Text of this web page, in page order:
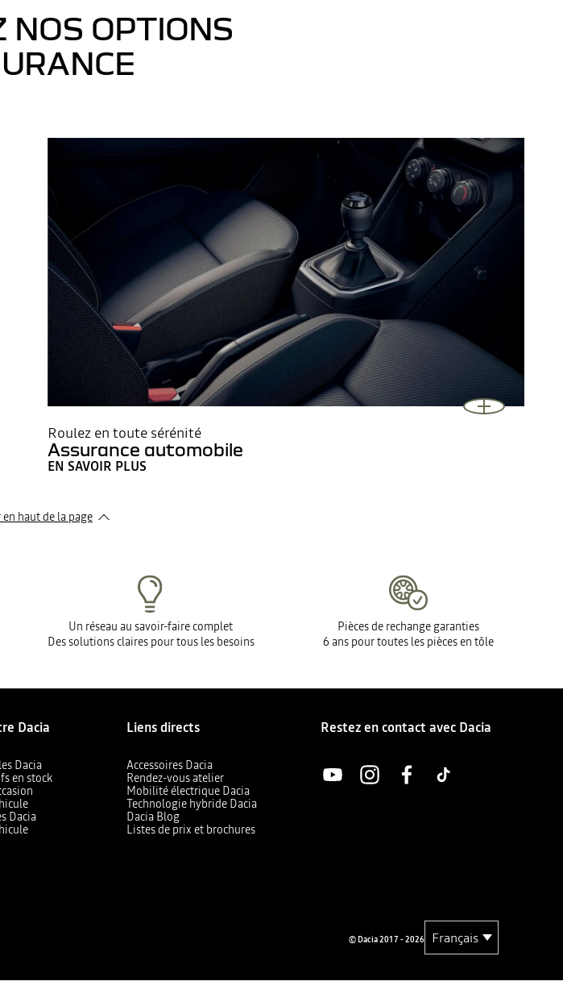
NOS OPTIONS
Roulez en toute sérénité
Assurance automobile
EN SAVOIR PLUS
haut de la page
Un réseau au savoir-faire complet
Des solutions claires pour tous les besoins
Pièces de rechange garanties
6 ans pour toutes les pièces en tôle
Dacia
Dacia
en stock
Dacia
Liens directs
Accessoires Dacia
Rendez-vous atelier
Mobilité électrique Dacia
Technologie hybride Dacia
Dacia Blog
Listes de prix et brochures
Restez en contact avec Dacia
© Dacia 2017 - 2026